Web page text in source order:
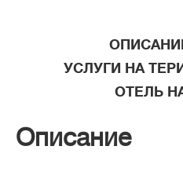
УСЛУГИ НА
ОТЕЛЬ
Описание